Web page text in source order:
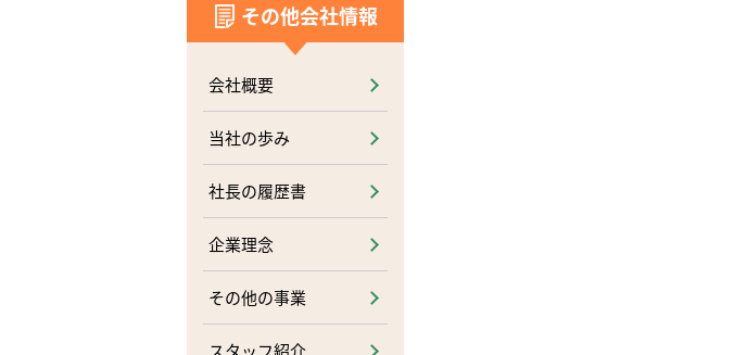
その他会社情報
会社概要
当社の歩み
社長の履歴書
企業理念
その他の事業
スタッフ紹介